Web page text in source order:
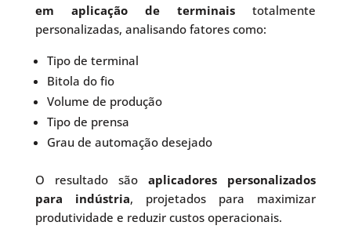
em aplicação de terminais totalmente
personalizadas, analisando fatores como:
Tipo de terminal
Bitola do fio
Volume de produção
Tipo de prensa
Grau de automação desejado
O resultado sãoaplicadores personalizados
para indústria, projetados para maximizar
produtividade e reduzir custos operacionais.